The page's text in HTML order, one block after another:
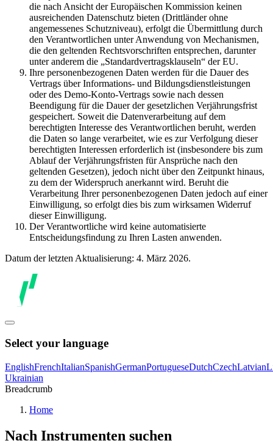
die nach Ansicht der Europäischen Kommission keinen
ausreichenden Datenschutz bieten (Drittländer ohne
angemessenes Schutzniveau), erfolgt die Übermittlung durch
den Verantwortlichen unter Anwendung von Mechanismen,
die den geltenden Rechtsvorschriften entsprechen, darunter
unter anderem die „Standardvertragsklauseln“ der EU.
Ihre personenbezogenen Daten werden für die Dauer des
Vertrags über Informations- und Bildungsdienstleistungen
oder des Demo-Konto-Vertrags sowie nach dessen
Beendigung für die Dauer der gesetzlichen Verjährungsfrist
gespeichert. Soweit die Datenverarbeitung auf dem
berechtigten Interesse des Verantwortlichen beruht, werden
die Daten so lange verarbeitet, wie es zur Verfolgung dieser
berechtigten Interessen erforderlich ist (insbesondere bis zum
Ablauf der Verjährungsfristen für Ansprüche nach den
geltenden Gesetzen), jedoch nicht über den Zeitpunkt hinaus,
zu dem der Widerspruch anerkannt wird. Beruht die
Verarbeitung Ihrer personenbezogenen Daten jedoch auf einer
Einwilligung, so erfolgt dies bis zum wirksamen Widerruf
dieser Einwilligung.
Der Verantwortliche wird keine automatisierte
Entscheidungsfindung zu Ihren Lasten anwenden.
Datum der letzten Aktualisierung: 4. März 2026.
Select your language
EnglishFrenchItalianSpanishGermanPortugueseDutchCzechLatvian
Ukrainian
Breadcrumb
Home
Nach Instrumenten suchen